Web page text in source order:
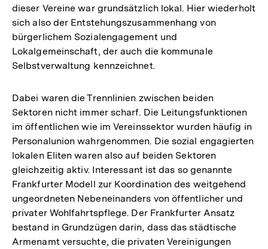
dieser Vereine war grundsätzlich lokal. Hier wiederholt
sich also der Entstehungszusammenhang von
bürgerlichem Sozialengagement und
Lokalgemeinschaft, der auch die kommunale
Selbstverwaltung kennzeichnet.
Dabei waren die Trennlinien zwischen beiden
Sektoren nicht immer scharf. Die Leitungsfunktionen
im öffentlichen wie im Vereinssektor wurden häufig in
Personalunion wahrgenommen. Die sozial engagierten
lokalen Eliten waren also auf beiden Sektoren
gleichzeitig aktiv. Interessant ist das so genannte
Frankfurter Modell zur Koordination des weitgehend
ungeordneten Nebeneinanders von öffentlicher und
privater Wohlfahrtspflege. Der Frankfurter Ansatz
bestand in Grundzügen darin, dass das städtische
Armenamt versuchte, die privaten Vereinigungen